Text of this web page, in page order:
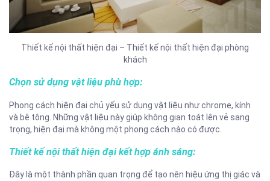
Thiết kế nội thất hiện đại – Thiết kế nội thất hiện đại phòng
khách
Chọn sử dụng vật liệu phù hợp:
Phong cách hiện đại chủ yếu sử dụng vật liệu như chrome, kính
và bê tông. Những vật liệu này giúp không gian toát lên vẻ sang
trọng, hiện đại mà không một phong cách nào có được.
Thiết kế nội thất hiện đại kết hợp ánh sáng:
Đây là một thành phần quan trọng để tạo nên hiệu ứng thị giác và